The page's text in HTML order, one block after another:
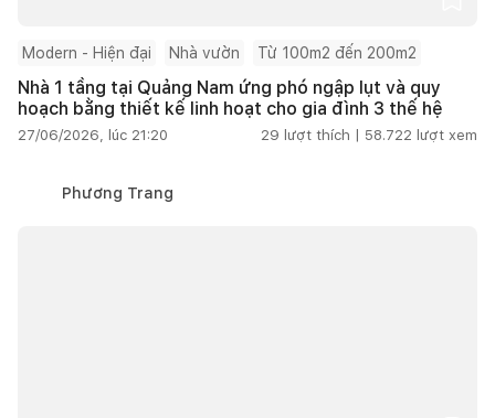
Modern - Hiện đại Nhà vườn Từ 100m2 đến 200m2
Nhà 1 tầng tại Quảng Nam ứng phó ngập lụt và quy
hoạch bằng thiết kế linh hoạt cho gia đình 3 thế hệ
27/06/2026, lúc 21:20 29 lượt thích | 58.722 lượt xem
Phương Trang